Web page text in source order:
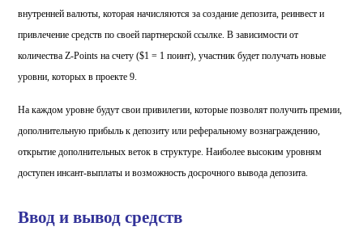
внутренней валюты, которая начисляются за создание депозита, реинвест и
привлечение средств по своей партнерской ссылке. В зависимости от
количества Z-Points на счету ($1 = 1 поинт), участник будет получать новые
уровни, которых в проекте 9.
На каждом уровне будут свои привилегии, которые позволят получить премии,
дополнительную прибыль к депозиту или реферальному вознаграждению,
открытие дополнительных веток в структуре. Наиболее высоким уровням
доступен инсант-выплаты и возможность досрочного вывода депозита.
Ввод и вывод средств